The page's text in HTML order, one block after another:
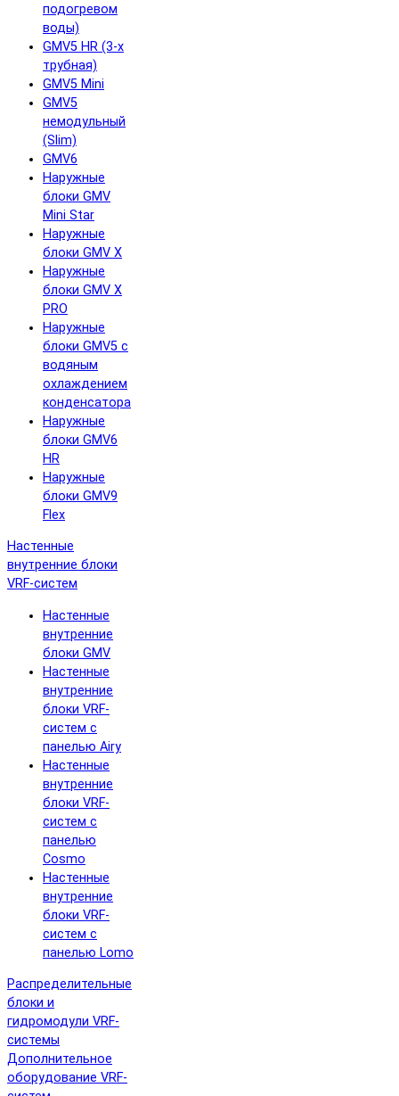
подогревом
воды)
GMV5 HR (3-х
трубная)
GMV5 Mini
GMV5
немодульный
(Slim)
GMV6
Наружные
блоки GMV
Mini Star
Наружные
блоки GMV X
Наружные
блоки GMV X
PRO
Наружные
блоки GMV5 с
водяным
охлаждением
конденсатора
Наружные
блоки GMV6
HR
Наружные
блоки GMV9
Flex
Настенные
внутренние блоки
VRF-систем
Настенные
внутренние
блоки GMV
Настенные
внутренние
блоки VRF-
систем с
панелью Airy
Настенные
внутренние
блоки VRF-
систем с
панелью
Cosmo
Настенные
внутренние
блоки VRF-
систем с
панелью Lomo
Распределительные
блоки и
гидромодули VRF-
системы
Дополнительное
оборудование VRF-